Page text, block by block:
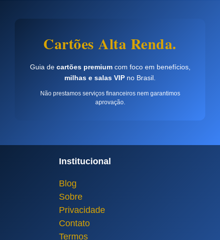
Cartões Alta Renda.
Guia de cartões premiumcom foco em benefícios,
milhas e salas VIP no Brasil.
Não prestamos serviços financeiros nem garantimos
aprovação.
Institucional
Blog
Sobre
Privacidade
Contato
Termos